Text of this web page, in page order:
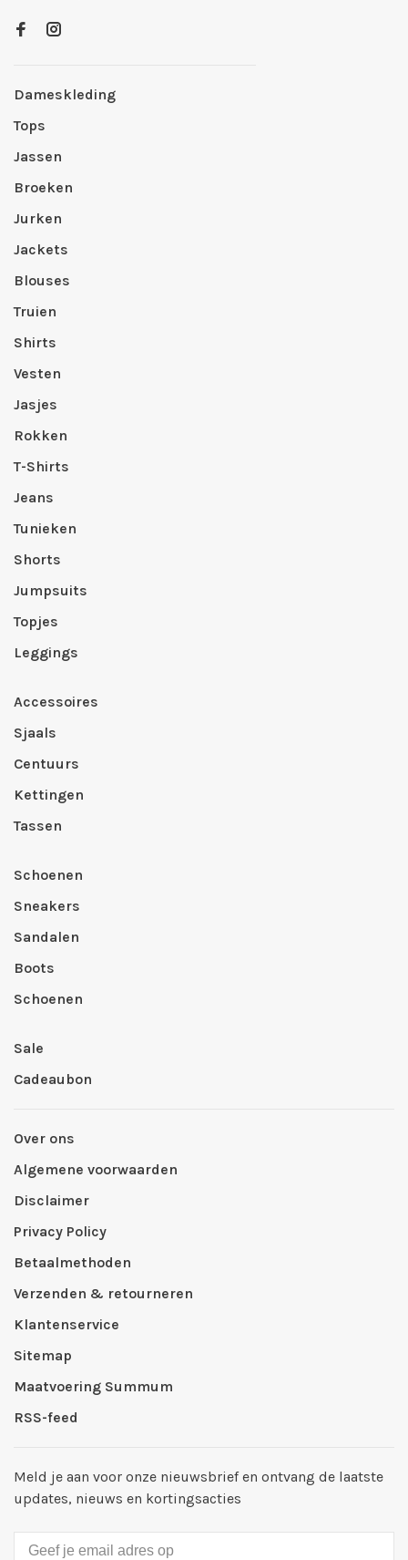
Dameskleding
Tops
Jassen
Broeken
Jurken
Jackets
Blouses
Truien
Shirts
Vesten
Jasjes
Rokken
T-Shirts
Jeans
Tunieken
Shorts
Jumpsuits
Topjes
Leggings
Accessoires
Sjaals
Centuurs
Kettingen
Tassen
Schoenen
Sneakers
Sandalen
Boots
Schoenen
Sale
Cadeaubon
Over ons
Algemene voorwaarden
Disclaimer
Privacy Policy
Betaalmethoden
Verzenden & retourneren
Klantenservice
Sitemap
Maatvoering Summum
RSS-feed
Meld je aan voor onze nieuwsbrief en ontvang de laatste
updates, nieuws en kortingsacties